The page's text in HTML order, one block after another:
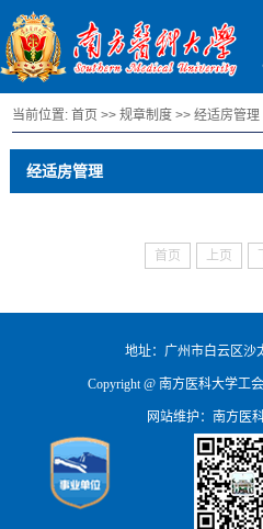
当前位置:首页 >>规章制度 >>经适房管理
经适房管理
首页 上页
地址：广州市白云区沙
Copyright @ 南方医科大学工
网站维护：南方医